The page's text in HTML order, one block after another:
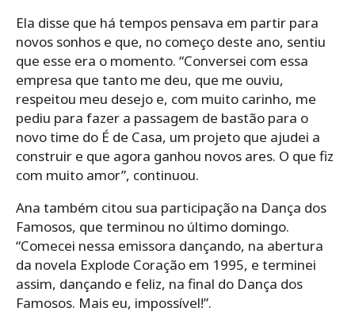
Ela disse que há tempos pensava em partir para
novos sonhos e que, no começo deste ano, sentiu
que esse era o momento. “Conversei com essa
empresa que tanto me deu, que me ouviu,
respeitou meu desejo e, com muito carinho, me
pediu para fazer a passagem de bastão para o
novo time do É de Casa, um projeto que ajudei a
construir e que agora ganhou novos ares. O que fiz
com muito amor”, continuou.
Ana também citou sua participação na Dança dos
Famosos, que terminou no último domingo.
“Comecei nessa emissora dançando, na abertura
da novela Explode Coração em 1995, e terminei
assim, dançando e feliz, na final do Dança dos
Famosos. Mais eu, impossível!”.